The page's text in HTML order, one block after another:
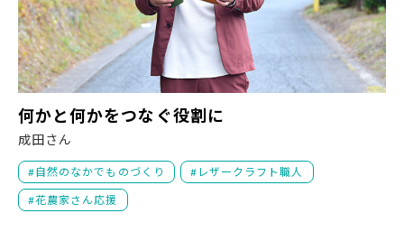
何かと何かをつなぐ役割に
成田さん
自然のなかでものづくり レザークラフト職人
花農家さん応援